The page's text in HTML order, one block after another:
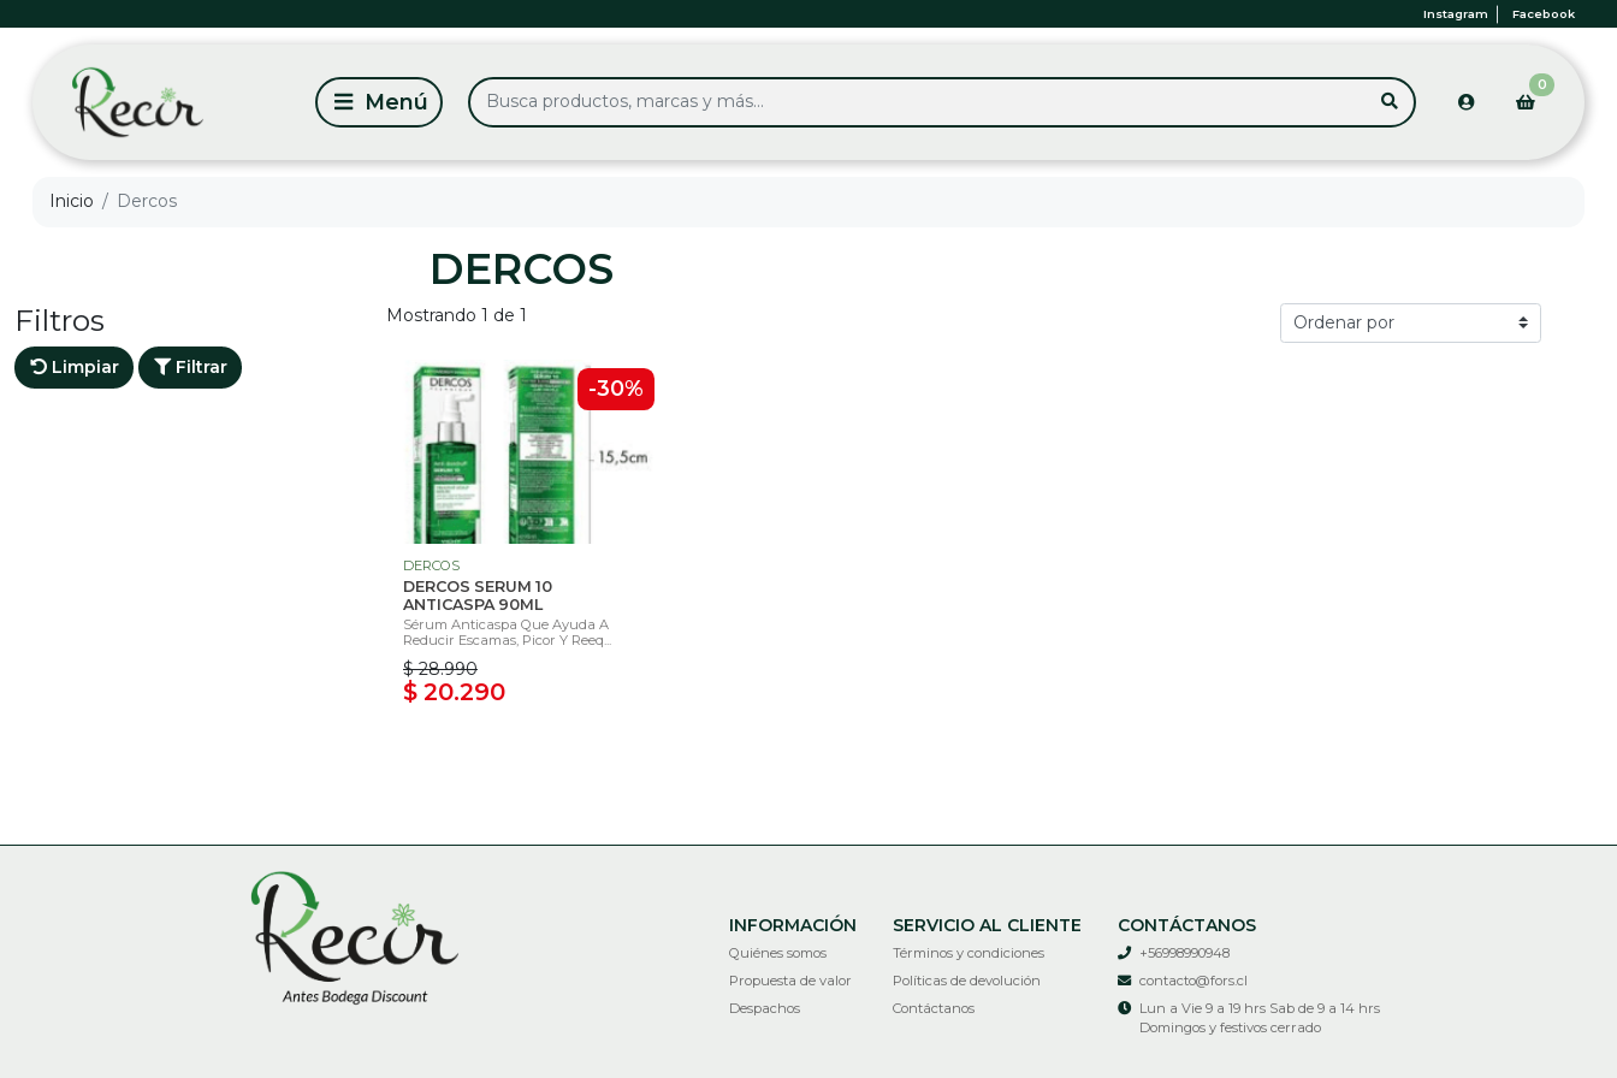
Instagram Facebook
0
Inicio Dercos
DERCOS
Filtros
Limpiar Filtrar
Mostrando 1 de 1
-30%
DERCOS
DERCOS SERUM 10
ANTICASPA 90ML
Sérum Anticaspa Que Ayuda A
Reducir Escamas, Picor Y Reeq...
$ 28.990
$ 20.290
INFORMACIÓN
Quiénes somos
Propuesta de valor
Despachos
SERVICIO AL CLIENTE
Términos y condiciones
Políticas de devolución
Contáctanos
CONTÁCTANOS
+56998990948
contacto@fors.cl
Lun a Vie 9 a 19 hrs Sab de 9 a 14 hrs
Domingos y festivos cerrado